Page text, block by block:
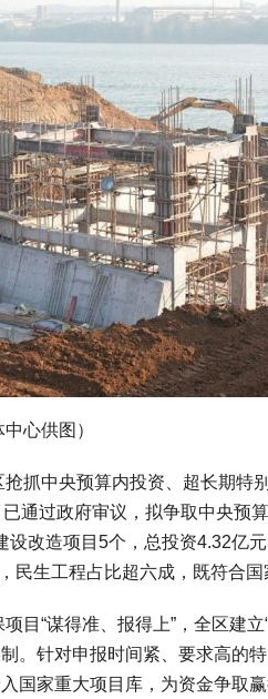
心供图）
抓中央预算内投资、超长期特
通过政府审议，拟争取中央预
改造项目5个，总投资4.32亿
生工程占比超六成，既符合国
目“谋得准、报得上”，全区建
。针对申报时间紧、要求高的
国家重大项目库，为资金争取赢